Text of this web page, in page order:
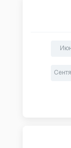
Первый займ